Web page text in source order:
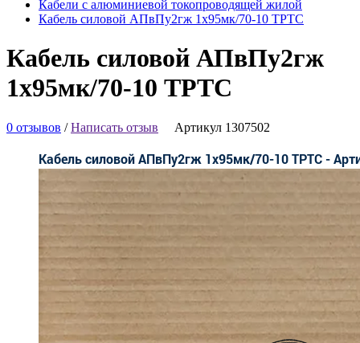
Кабели с алюминиевой токопроводящей жилой
Кабель силовой АПвПу2гж 1х95мк/70-10 ТРТС
Кабель силовой АПвПу2гж
1х95мк/70-10 ТРТС
0 отзывов /Написать отзыв Артикул 1307502